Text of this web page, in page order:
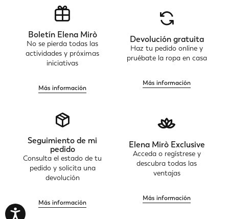
Boletín Elena Mirò
No se pierda todas las
actividades y próximas
iniciativas
Más información
Devolución gratuita
Haz tu pedido online y
pruébate la ropa en casa
Más información
Seguimiento de mi
pedido
Consulta el estado de tu
pedido y solicita una
devolución
Más información
Elena Mirò Exclusive
Acceda o regístrese y
descubra todas las
ventajas
Más información